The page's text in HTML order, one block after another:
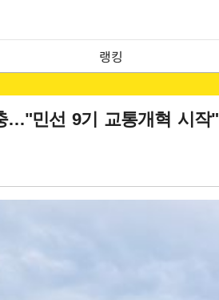
랭킹
…"민선 9기 교통개혁 시작"